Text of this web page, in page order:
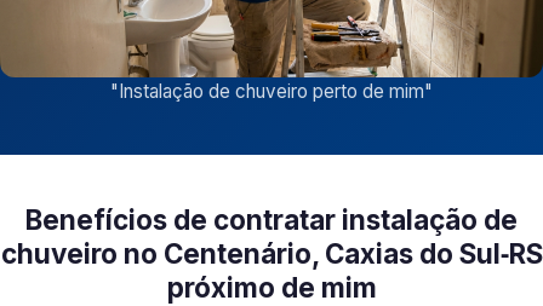
"Instalação de chuveiro perto de mim"
Benefícios de contratar instalação de
chuveiro no Centenário, Caxias do Sul‑RS
próximo de mim